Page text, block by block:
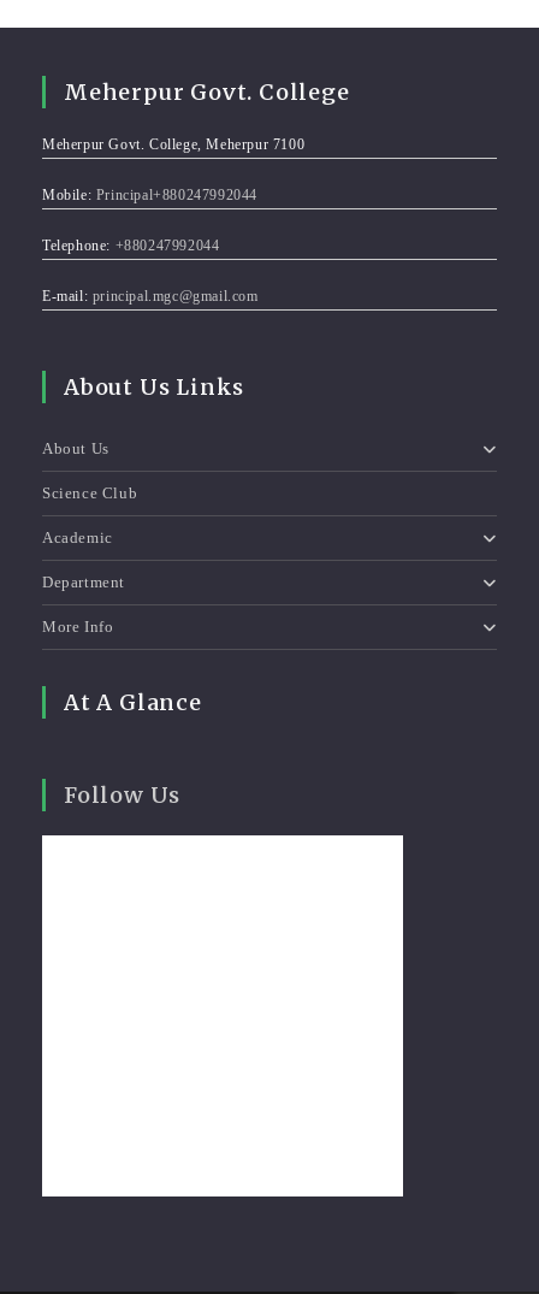
Meherpur Govt. College
Meherpur Govt. College, Meherpur 7100
Mobile: Principal+880247992044
Telephone: +880247992044
E-mail: principal.mgc@gmail.com
About Us Links
About Us
Science Club
Academic
Department
More Info
At A Glance
Follow Us